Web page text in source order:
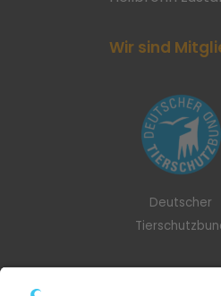
Wir sind
Deutscher